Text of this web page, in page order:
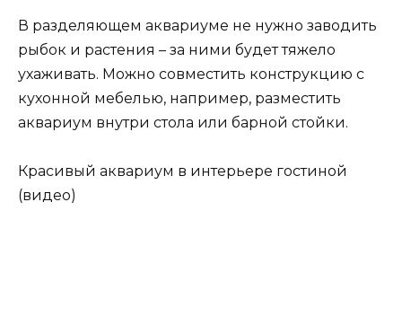
В разделяющем аквариуме не нужно заводить
рыбок и растения – за ними будет тяжело
ухаживать. Можно совместить конструкцию с
кухонной мебелью, например, разместить
аквариум внутри стола или барной стойки.
Красивый аквариум в интерьере гостиной
(видео)